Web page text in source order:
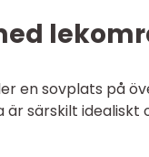
en sovplats på
är särskilt